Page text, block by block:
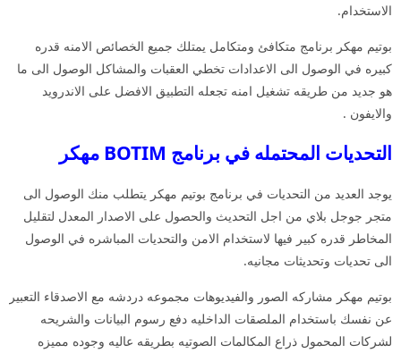
الاستخدام.
بوتيم مهكر برنامج متكافئ ومتكامل يمتلك جميع الخصائص الامنه قدره
كبيره في الوصول الى الاعدادات تخطي العقبات والمشاكل الوصول الى ما
هو جديد من طريقه تشغيل امنه تجعله التطبيق الافضل على الاندرويد
والايفون .
التحديات المحتمله في برنامج BOTIM مهكر
يوجد العديد من التحديات في برنامج بوتيم مهكر يتطلب منك الوصول الى
متجر جوجل بلاي من اجل التحديث والحصول على الاصدار المعدل لتقليل
المخاطر قدره كبير فيها لاستخدام الامن والتحديات المباشره في الوصول
الى تحديات وتحديثات مجانيه.
بوتيم مهكر مشاركه الصور والفيديوهات مجموعه دردشه مع الاصدقاء التعبير
عن نفسك باستخدام الملصقات الداخليه دفع رسوم البيانات والشريحه
لشركات المحمول ذراع المكالمات الصوتيه بطريقه عاليه وجوده مميزه